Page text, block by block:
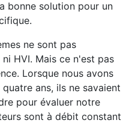
bonne solution pour un
ne sont pas
ni HVI. Mais ce n'est pas
Lorsque nous avons
ans, ils ne savaient
pour évaluer notre
sont à débit constant